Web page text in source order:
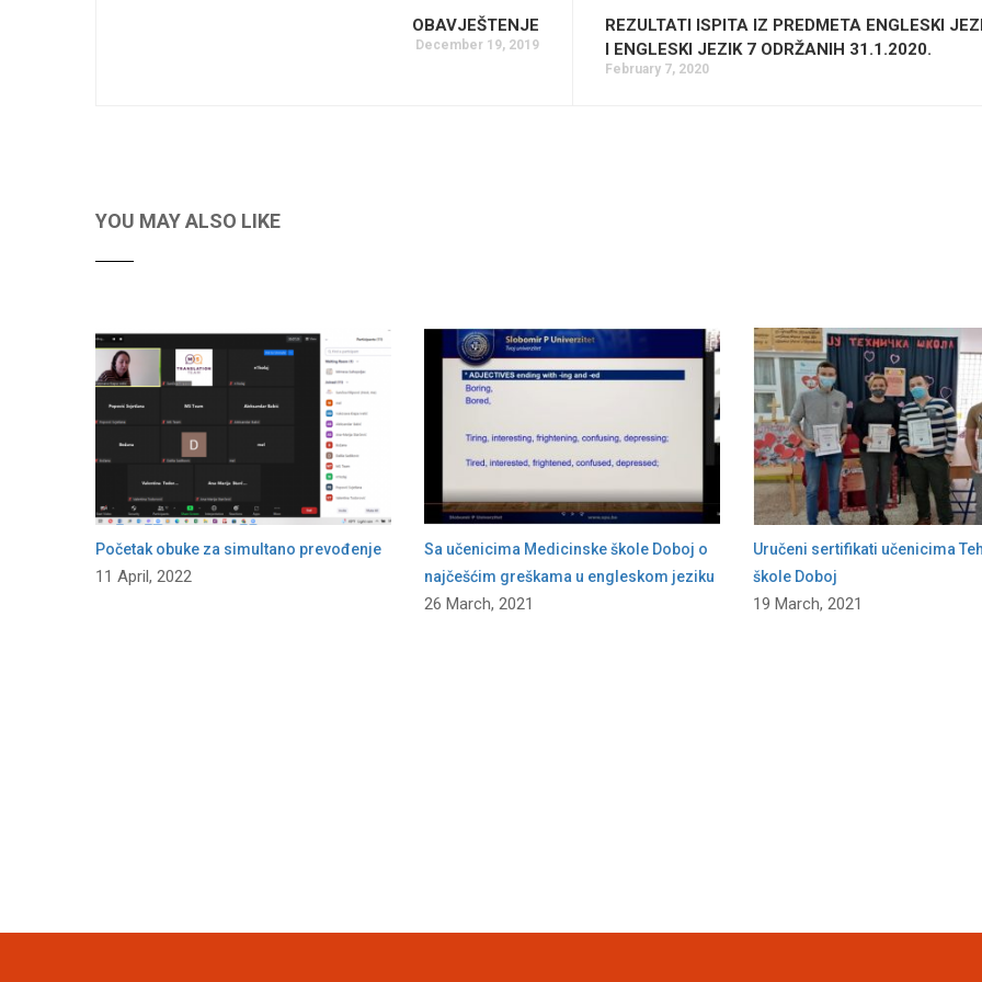
OBAVJEŠTENJE
December 19, 2019
REZULTATI ISPITA IZ PREDMETA ENGLESKI
I ENGLESKI JEZIK 7 ODRŽANIH 31.1.2020.
February 7, 2020
YOU MAY ALSO LIKE
Početak obuke za simultano prevođenje
11 April, 2022
Sa učenicima Medicinske škole Doboj o
najčešćim greškama u engleskom jeziku
26 March, 2021
Uručeni sertifikati učenicima
škole Doboj
19 March, 2021